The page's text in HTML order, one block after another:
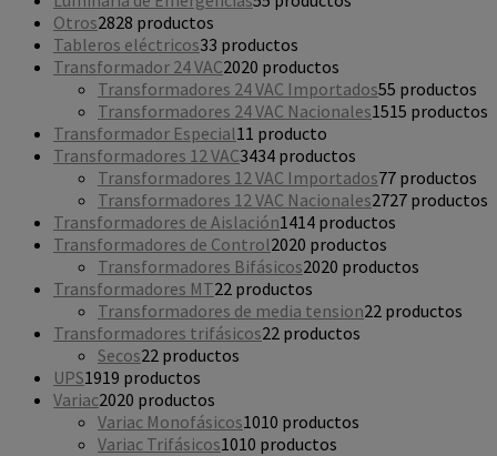
Otros2828 productos
Tableros eléctricos33 productos
Transformador 24 VAC2020 productos
Transformadores 24 VAC Importados55 productos
Transformadores 24 VAC Nacionales1515 productos
Transformador Especial1 1 producto
Transformadores 12 VAC3434 productos
Transformadores 12 VAC Importados77 productos
Transformadores 12 VAC Nacionales2727 productos
Transformadores de Aislación1414 productos
Transformadores de Control2020 productos
Transformadores Bifásicos2020 productos
Transformadores MT22 productos
Transformadores de media tension22 productos
Transformadores trifásicos22 productos
Secos22 productos
UPS1919 productos
Variac2020 productos
Variac Monofásicos1010 productos
Variac Trifásicos1010 productos